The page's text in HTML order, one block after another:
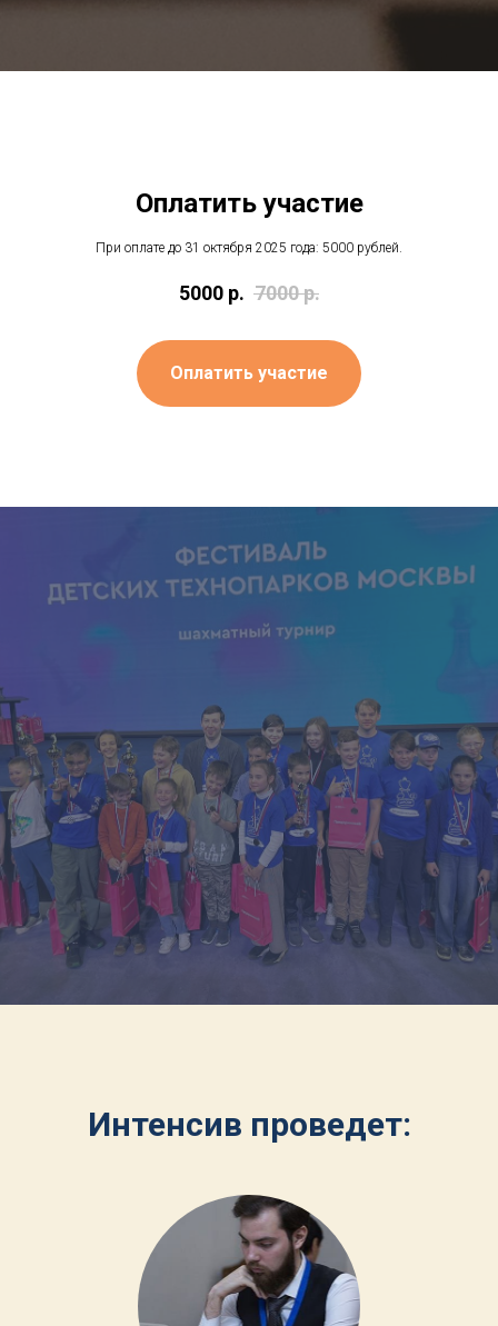
Оплатить участие
При оплате до 31 октября 2025 года: 5000 рублей.
5000 р. 7000р.
Оплатить участие
Интенсив проведет: